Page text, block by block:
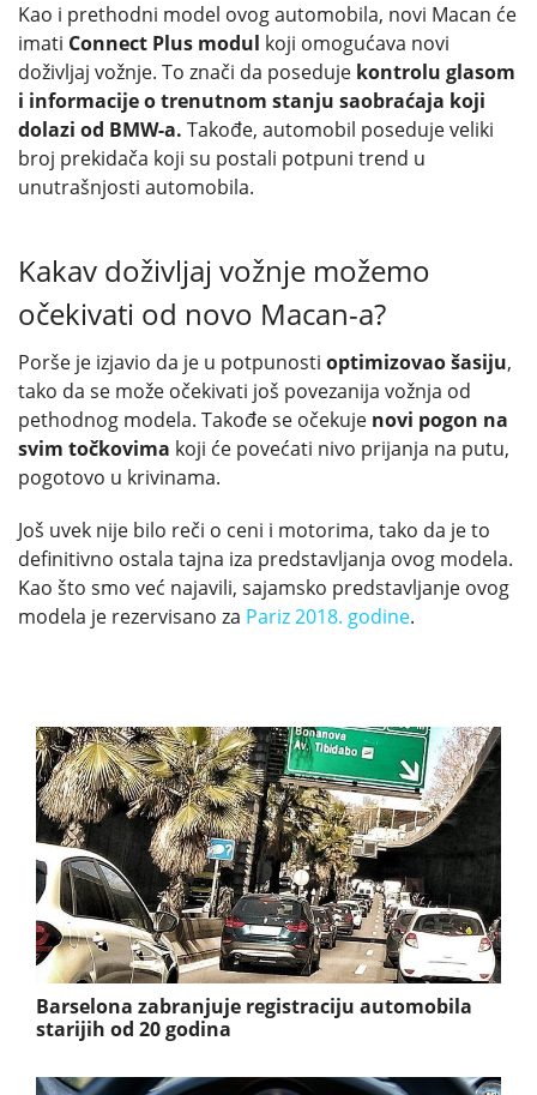
Kao i prethodni model ovog automobila, novi Macan će
imati Connect Plus modul koji omogućava novi
doživljaj vožnje. To znači da poseduje kontrolu glasom
i informacije o trenutnom stanju saobraćaja koji
dolazi od BMW-a. Takođe, automobil poseduje veliki
broj prekidača koji su postali potpuni trend u
unutrašnjosti automobila.
Kakav doživljaj vožnje možemo
očekivati od novo Macan-a?
Porše je izjavio da je u potpunosti optimizovao šasiju,
tako da se može očekivati još povezanija vožnja od
pethodnog modela. Takođe se očekuje novi pogon na
svim točkovima koji će povećati nivo prijanja na putu,
pogotovo u krivinama.
Još uvek nije bilo reči o ceni i motorima, tako da je to
definitivno ostala tajna iza predstavljanja ovog modela.
Kao što smo već najavili, sajamsko predstavljanje ovog
modela je rezervisano za Pariz 2018. godine.
Barselona zabranjuje registraciju automobila
starijih od 20 godina